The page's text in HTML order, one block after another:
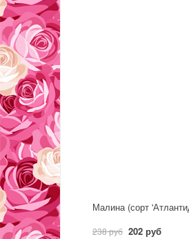
Малина (сорт
238 руб 202 руб